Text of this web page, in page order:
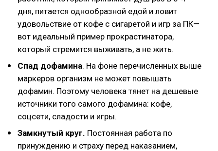
дня, питается однообразной едой и ловит
удовольствие от кофе с сигаретой и игр за ПК—
вот идеальный пример прокрастинатора,
который стремится выживать, а не жить.
Спад дофамина. На фоне перечисленных выше
маркеров организм не может повышать
дофамин. Поэтому человека тянет на дешевые
источники того самого дофамина: кофе,
соцсети, сладости и игры.
Замкнутый круг. Постоянная работа по
принуждению и страху перед наказанием,